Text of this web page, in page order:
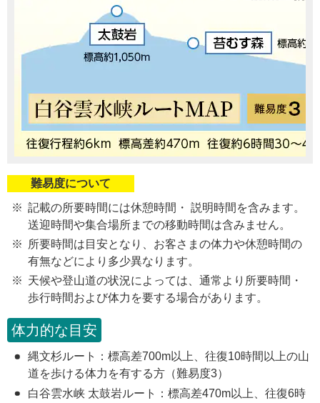
難易度について
記載の所要時間には休憩時間・ 説明時間を含みます。
送迎時間や集合場所までの移動時間は含みません。
所要時間は目安となり、お客さまの体力や休憩時間の
有無などにより多少異なります。
天候や登山道の状況によっては、通常より所要時間・
歩行時間および体力を要する場合があります。
体力的な目安
縄文杉ルート：標高差700m以上、往復10時間以上の山
道を歩ける体力を有する方（難易度3）
白谷雲水峡 太鼓岩ルート：標高差470m以上、往復6時